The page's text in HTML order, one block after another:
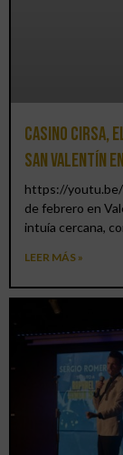
Casino
San Valentín
https://youtu.be/
de febrero en
intuía cercana,
LEER MÁS »